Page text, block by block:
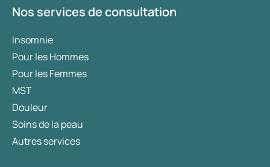
Nos services de consultation
Insomnie
Pour les Hommes
Pour les Femmes
MST
Douleur
Soins de la peau
Autres services